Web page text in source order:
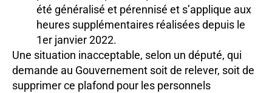
été généralisé et pérennisé et s’applique aux
heures supplémentaires réalisées depuis le
1er janvier 2022.
Une situation inacceptable, selon un député, qui
demande au Gouvernement soit de relever, soit de
supprimer ce plafond pour les personnels